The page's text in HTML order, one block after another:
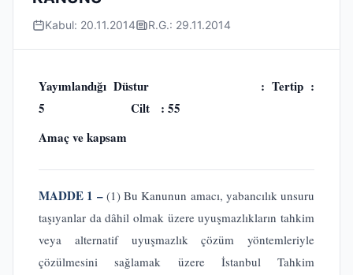
Kabul: 20.11.2014 R.G.: 29.11.2014
Yayımlandığı Düstur : Tertip :
5 Cilt : 55
Amaç ve kapsam
MADDE 1 –(1) Bu Kanunun amacı, yabancılık unsuru
taşıyanlar da dâhil olmak üzere uyuşmazlıkların tahkim
veya alternatif uyuşmazlık çözüm yöntemleriyle
çözülmesini sağlamak üzere İstanbul Tahkim